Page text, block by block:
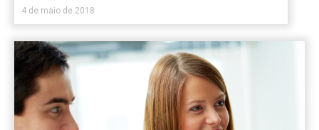
4 de maio de 2018